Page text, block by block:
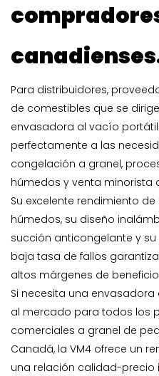
Para distribuidores,
de comestibles que se
envasadora al vacío
perfectamente a las
congelación a granel,
húmedos y venta minorista
Su excelente rendimiento
húmedos, su diseño
succión anticongelante y
baja tasa de fallos
altos márgenes de
Si necesita una
al mercado para todos los
comerciales a granel de
Canadá, la VM4 ofrece un
una relación calidad-precio